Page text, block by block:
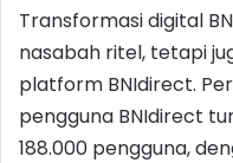
Transformasi digital
nasabah ritel, tetapi
platform BNIdirect.
pengguna BNIdirect
188.000 pengguna,